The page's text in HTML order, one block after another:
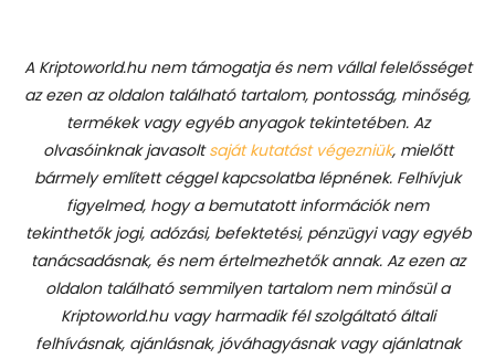
A Kriptoworld.hu nem támogatja és nem vállal felelősséget
az ezen az oldalon található tartalom, pontosság, minőség,
termékek vagy egyéb anyagok tekintetében. Az
olvasóinknak javasoltsaját kutatást végezniük, mielőtt
bármely említett céggel kapcsolatba lépnének. Felhívjuk
figyelmed, hogy a bemutatott információk nem
tekinthetők jogi, adózási, befektetési, pénzügyi vagy egyéb
tanácsadásnak, és nem értelmezhetők annak. Az ezen az
oldalon található semmilyen tartalom nem minősül a
Kriptoworld.hu vagy harmadik fél szolgáltató általi
felhívásnak, ajánlásnak, jóváhagyásnak vagy ajánlatnak